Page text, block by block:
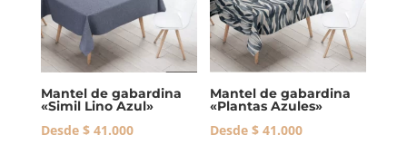
Mantel de gabardina
«Simil Lino Azul»
Desde $41.000
Mantel de gabardina
«Plantas Azules»
Desde $ 41.000